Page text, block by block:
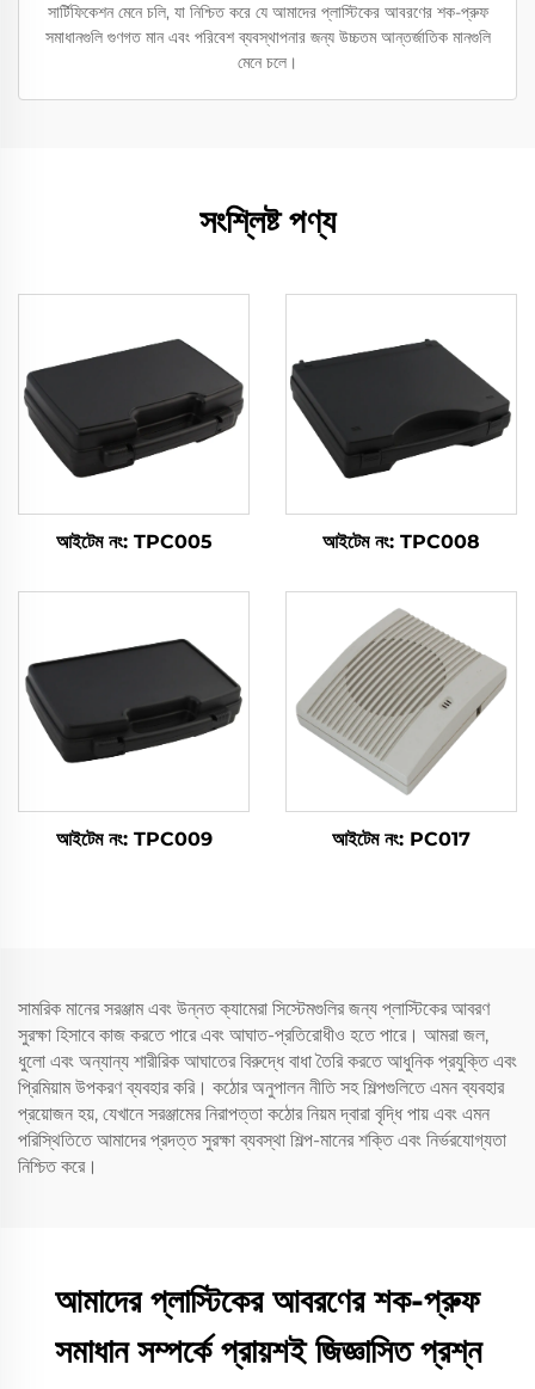
সার্টিফিকেশন মেনে চলি, যা নিশ্চিত করে যে আমাদের প্লাস্টিকের আবরণের শক-প্রুফ
সমাধানগুলি গুণগত মান এবং পরিবেশ ব্যবস্থাপনার জন্য উচ্চতম আন্তর্জাতিক মানগুলি
মেনে চলে।
সংশ্লিষ্ট পণ্য
আইটেম নং: TPC005 আইটেম নং: TPC008
আইটেম নং: TPC009 আইটেম নং: PC017
সামরিক মানের সরঞ্জাম এবং উন্নত ক্যামেরা সিস্টেমগুলির জন্য প্লাস্টিকের আবরণ
সুরক্ষা হিসাবে কাজ করতে পারে এবং আঘাত-প্রতিরোধীও হতে পারে। আমরা জল,
ধুলো এবং অন্যান্য শারীরিক আঘাতের বিরুদ্ধে বাধা তৈরি করতে আধুনিক প্রযুক্তি এবং
প্রিমিয়াম উপকরণ ব্যবহার করি। কঠোর অনুপালন নীতি সহ শিল্পগুলিতে এমন ব্যবহার
প্রয়োজন হয়, যেখানে সরঞ্জামের নিরাপত্তা কঠোর নিয়ম দ্বারা বৃদ্ধি পায় এবং এমন
পরিস্থিতিতে আমাদের প্রদত্ত সুরক্ষা ব্যবস্থা শিল্প-মানের শক্তি এবং নির্ভরযোগ্যতা
নিশ্চিত করে।
আমাদের প্লাস্টিকের আবরণের শক-প্রুফ
সমাধান সম্পর্কে প্রায়শই জিজ্ঞাসিত প্রশ্ন